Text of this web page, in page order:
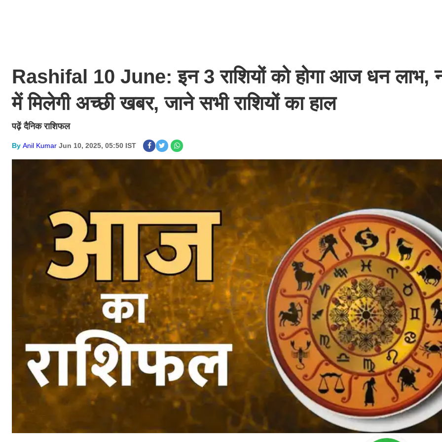
Rashifal 10 June: इन 3 राशियों को होगा आज धन लाभ,
में मिलेगी अच्छी खबर, जाने सभी राशियों का हाल
पढ़ें दैनिक राशिफल
By Anil Kumar Jun 10, 2025, 05:50 IST